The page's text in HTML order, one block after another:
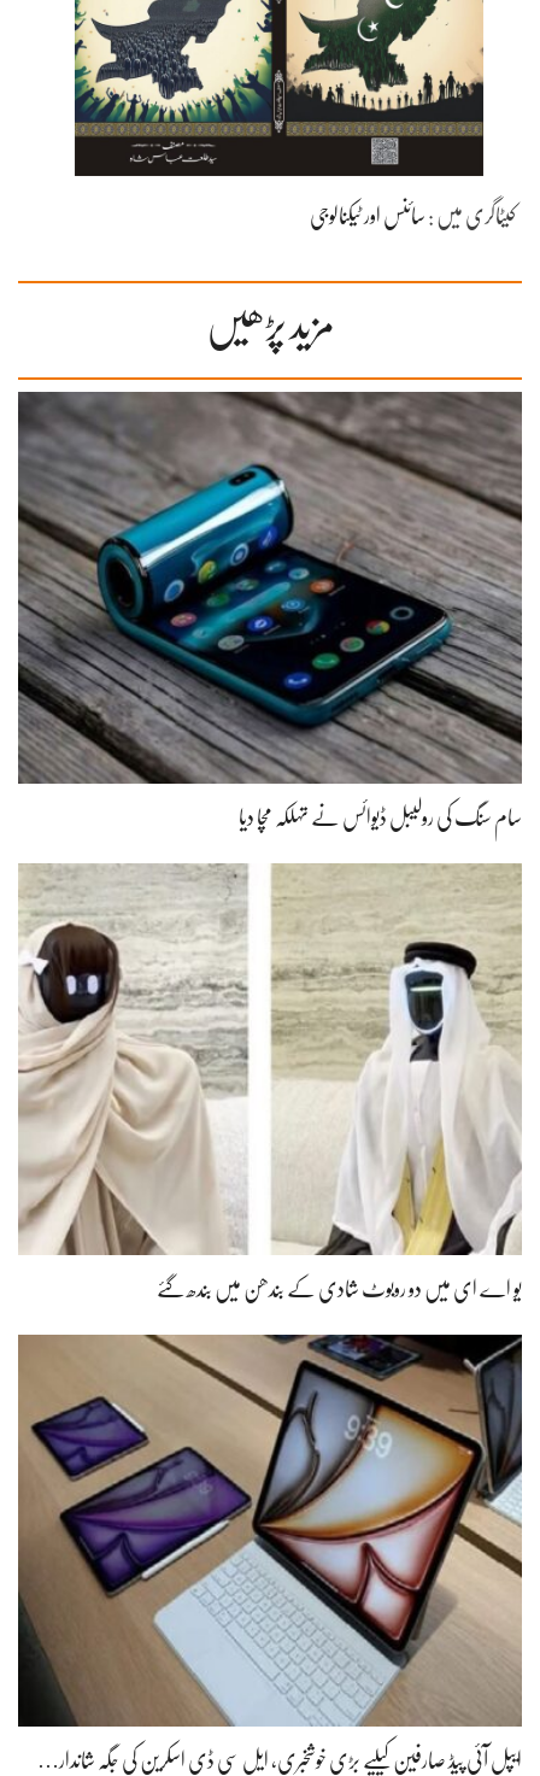
کیٹاگری میں : سائنس اور ٹیکنالوجی
مزید پڑھیں
سام سنگ کی رولیبل ڈیوائس نے تہلکہ مچا دیا
یو اے ای میں دو روبوٹ شادی کے بندھن میں بندھ گئے
ایپل آئی پیڈ صارفین کیلیے بڑی خوشخبری، ایل سی ڈی اسکرین کی جگہ شاندار…